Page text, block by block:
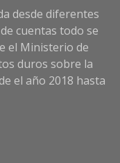
desde diferentes
cuentas todo se
el Ministerio de
duros sobre la
el año 2018 hasta